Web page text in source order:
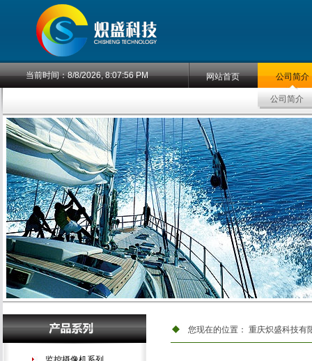
当前时间：8/8/2026, 8:07:57 PM 网站首页 公司简介
公司简介
您现在的位置： 重庆炽盛科技有